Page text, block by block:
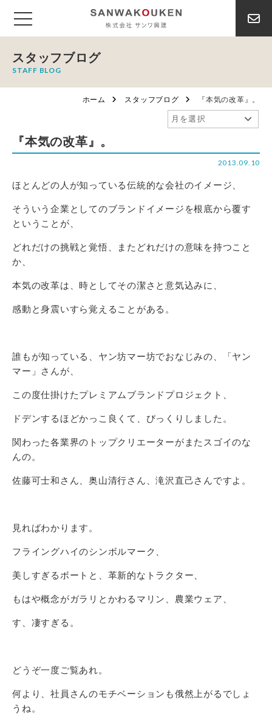
スタッフブログ
STAFF BLOG
ホーム スタッフブログ 『本気の改革』。
『本気の改革』。
2013.09.10
ほとんどの人が知っている伝統的な会社のイメージ、
そういう企業としてのブランドイメージを根底から覆す
ということが、
どれだけの挑戦と覚悟、またどれだけの意味を持つこと
か、
本気の改革は、時としてその潔さと意気込みに、
感動と身震いすら覚えることがある。
誰もが知っている、ヤン坊マー坊でおなじみの、「ヤン
マー」さんが、
この度仕掛けたプレミアムブランドプロジェクト、
ドデンするほどかっこ良くて、びっくりしました。
関わった各業界のトップクリエーターがまたスゴイのな
んの。
佐藤可士和さん、奥山清行さん、滝沢直己さんですよ。
見ればわかります。
フライングハイのシンボルマーク、
美しすぎるボートと、革新的なトラクター、
もはや概念がガラリとかわるマリン、農業ウェア、
す、凄すぎる。
どうぞ一度ご覧あれ。
何より、社員さんのモチベーションも俄然上がるでしょ
うね。